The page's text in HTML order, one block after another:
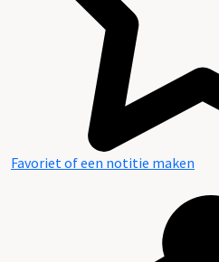
Favoriet of een notitie maken